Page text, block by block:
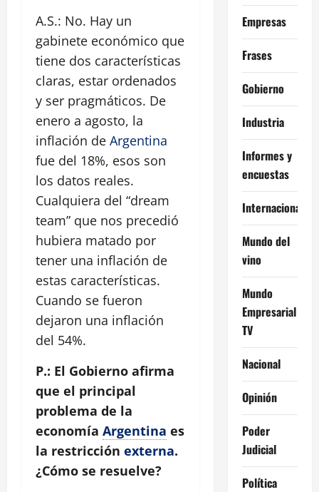
A.S.: No. Hay un
gabinete económico que
tiene dos características
claras, estar ordenados
y ser pragmáticos. De
enero a agosto, la
inflación de Argentina
fue del 18%, esos son
los datos reales.
Cualquiera del “dream
team” que nos precedió
hubiera matado por
tener una inflación de
estas características.
Cuando se fueron
dejaron una inflación
del 54%.
P.: El Gobierno afirma
que el principal
problema de la
economía Argentina es
la restricción externa.
¿Cómo se resuelve?
Empresas
Frases
Gobierno
Industria
Informes y
encuestas
Internacional
Mundo del
vino
Mundo
Empresarial
TV
Nacional
Opinión
Poder
Judicial
Política